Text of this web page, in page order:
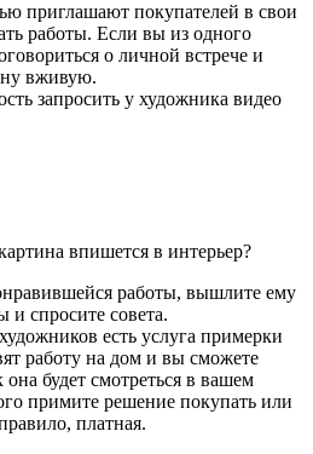
приглашают покупателей в свои
работы. Если вы из одного
о личной встрече и
вживую.
запросить у художника видео
впишется в интерьер?
работы, вышлите ему
спросите совета.
есть услуга примерки
работу на дом и вы сможете
будет смотреться в вашем
примите решение покупать или
платная.